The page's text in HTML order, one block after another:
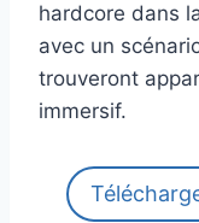
hardcore dans
avec un
trouveront
immersif.